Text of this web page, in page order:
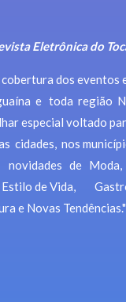
Eletrônica do
dos eventos
e toda região
especial voltado
cidades, nos
de Moda,
de Vida,
e Novas Tendências."